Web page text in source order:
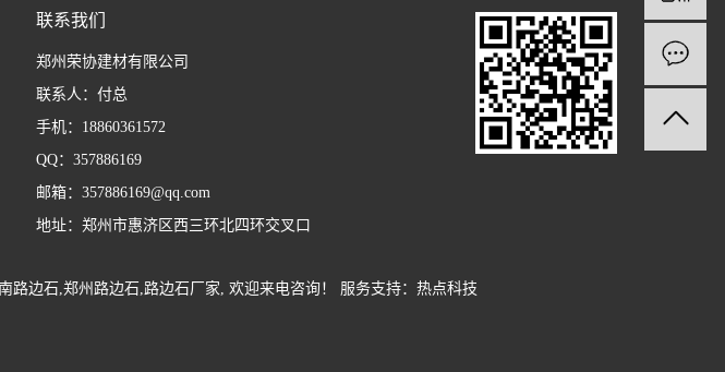
联系我们
郑州荣协建材有限公司
联系人：付总
手机：18860361572
QQ：357886169
邮箱：357886169@qq.com
地址：郑州市惠济区西三环北四环交叉口
路边石 郑州路边石 路边石厂家 , 欢迎来电咨询！ 服务支持： 热点科技